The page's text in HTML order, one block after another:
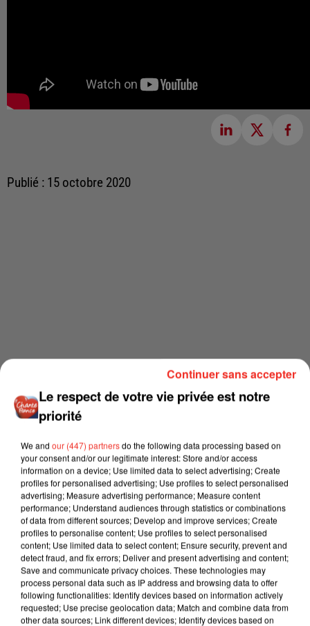
Publié : 15 octobre 2020
Le respect de votre vie privée est notre
priorité
We and our (447) partnersdo the following data processing based on
your consent and/or our legitimate interest: Store and/or access
information on a device; Use limited data to select advertising; Create
profiles for personalised advertising; Use profiles to select personalised
advertising; Measure advertising performance; Measure content
performance; Understand audiences through statistics or combinations
of data from different sources; Develop and improve services; Create
profiles to personalise content; Use profiles to select personalised
content; Use limited data to select content; Ensure security, prevent and
detect fraud, and fix errors; Deliver and present advertising and content;
Save and communicate privacy choices. These technologies may
process personal data such as IP address and browsing data to offer
following functionalities: Identify devices based on information actively
requested; Use precise geolocation data; Match and combine data from
other data sources; Link different devices; Identify devices based on
Continuer sans accepter